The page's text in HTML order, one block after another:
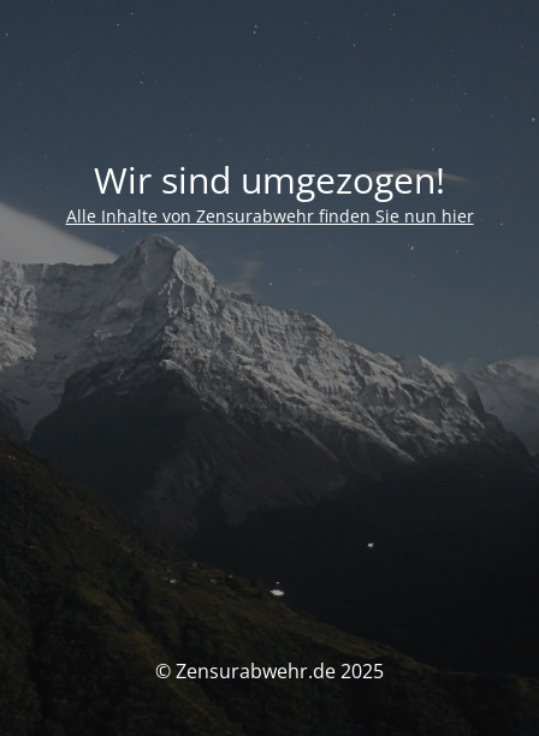
Wir sind umgezogen!
Alle Inhalte von Zensurabwehr finden Sie nun hier
© Zensurabwehr.de 2025